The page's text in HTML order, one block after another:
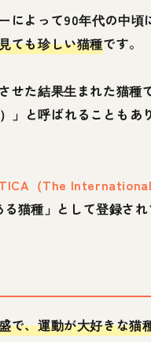
によって90年代の中頃
ても珍しい猫種です。
せた結果生まれた猫種
」と呼ばれることもあ
TICA（The International
猫種」として登録され
で、運動が大好きな猫